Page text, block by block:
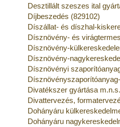
Desztillált szeszes ital
Díjbeszedés (829102)
Díszállat- és díszhal-
Dísznövény- és
Dísznövény-
Dísznövény-
Dísznövényi
Divatékszer gyártása
Divattervezés,
Dohányáru
Dohányáru